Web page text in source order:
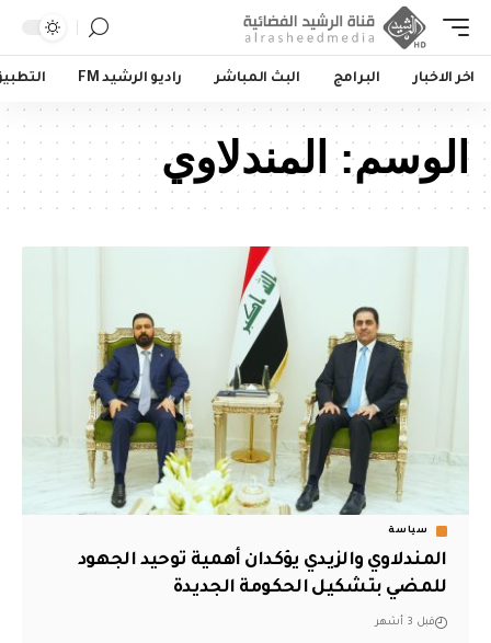
اخر الاخبار البرامج البث المباشر راديو الرشيد FM
الوسم: المندلاوي
سياسة
المندلاوي والزيدي يؤكدان أهمية توحيد الجهود
للمضي بتشكيل الحكومة الجديدة
قبل 3 أشهر